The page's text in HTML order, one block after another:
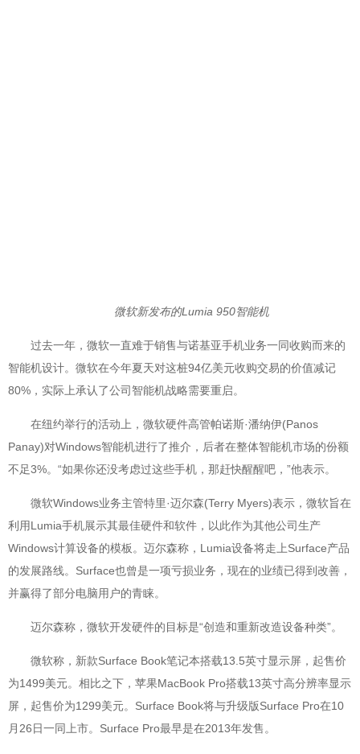
微软新发布的Lumia 950智能机
过去一年，微软一直难于销售与诺基亚手机业务一同收购而来的
智能机设计。微软在今年夏天对这桩94亿美元收购交易的价值减记
80%，实际上承认了公司智能机战略需要重启。
在纽约举行的活动上，微软硬件高管帕诺斯·潘纳伊(Panos
Panay)对Windows智能机进行了推介，后者在整体智能机市场的份额
不足3%。“如果你还没考虑过这些手机，那赶快醒醒吧，”他表示。
微软Windows业务主管特里·迈尔森(Terry Myers)表示，微软旨在
利用Lumia手机展示其最佳硬件和软件，以此作为其他公司生产
Windows计算设备的模板。迈尔森称，Lumia设备将走上Surface产品
的发展路线。Surface也曾是一项亏损业务，现在的业绩已得到改善，
并赢得了部分电脑用户的青睐。
迈尔森称，微软开发硬件的目标是“创造和重新改造设备种类”。
微软称，新款Surface Book笔记本搭载13.5英寸显示屏，起售价
为1499美元。相比之下，苹果MacBook Pro搭载13英寸高分辨率显示
屏，起售价为1299美元。Surface Book将与升级版Surface Pro在10
月26日一同上市。Surface Pro最早是在2013年发售。